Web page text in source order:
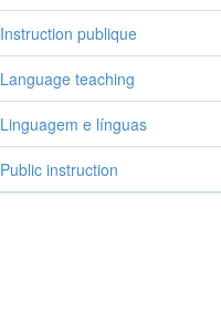
Instruction publique
Language teaching
Linguagem e línguas
Public instruction